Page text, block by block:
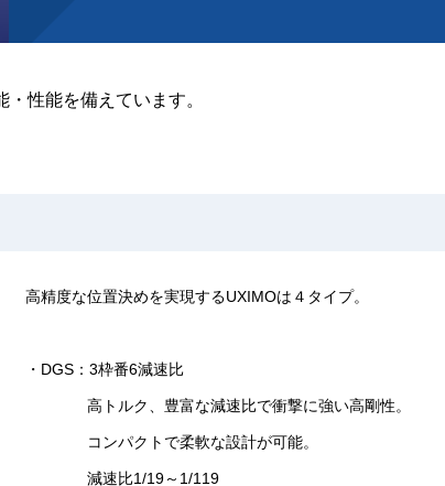
性能を備えています。
高精度な位置決めを実現するUXIMOは４タイプ。
・DGS：3枠番6減速比
高トルク、豊富な減速比で衝撃に強い高剛性。
コンパクトで柔軟な設計が可能。
減速比1/19～1/119